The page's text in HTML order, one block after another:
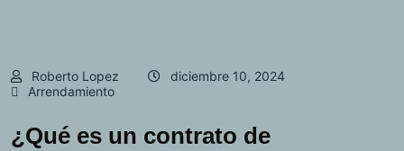
Roberto Lopez
diciembre 10, 2024
Arrendamiento
¿Qué es un contrato de